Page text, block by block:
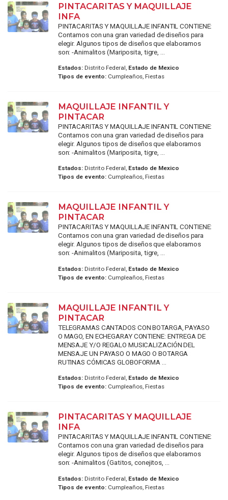
PINTACARITAS Y MAQUILLAJE
INFA
PINTACARITAS Y MAQUILLAJE INFANTIL CONTIENE:
Contamos con una gran variedad de diseños para
elegir. Algunos tipos de diseños que elaboramos
son: -Animalitos (Mariposita, tigre, ...
Estados:Distrito Federal, Estado de Mexico
Tipos de evento:Cumpleaños, Fiestas
MAQUILLAJE INFANTIL Y
PINTACAR
PINTACARITAS Y MAQUILLAJE INFANTIL CONTIENE:
Contamos con una gran variedad de diseños para
elegir. Algunos tipos de diseños que elaboramos
son: -Animalitos (Mariposita, tigre, ...
Estados:Distrito Federal, Estado de Mexico
Tipos de evento:Cumpleaños, Fiestas
MAQUILLAJE INFANTIL Y
PINTACAR
PINTACARITAS Y MAQUILLAJE INFANTIL CONTIENE:
Contamos con una gran variedad de diseños para
elegir. Algunos tipos de diseños que elaboramos
son: -Animalitos (Mariposita, tigre, ...
Estados:Distrito Federal, Estado de Mexico
Tipos de evento:Cumpleaños, Fiestas
MAQUILLAJE INFANTIL Y
PINTACAR
TELEGRAMAS CANTADOS CON BOTARGA, PAYASO
O MAGO, EN ECHEGARAY CONTIENE: ENTREGA DE
MENSAJE Y/O REGALO MUSICALIZACIÓN DEL
MENSAJE UN PAYASO O MAGO O BOTARGA
RUTINAS CÓMICAS GLOBOFORMA ...
Estados:Distrito Federal, Estado de Mexico
Tipos de evento:Cumpleaños, Fiestas
PINTACARITAS Y MAQUILLAJE
INFA
PINTACARITAS Y MAQUILLAJE INFANTIL CONTIENE:
Contamos con una gran variedad de diseños para
elegir. Algunos tipos de diseños que elaboramos
son: -Animalitos (Gatitos, conejitos, ...
Estados:Distrito Federal, Estado de Mexico
Tipos de evento:Cumpleaños, Fiestas